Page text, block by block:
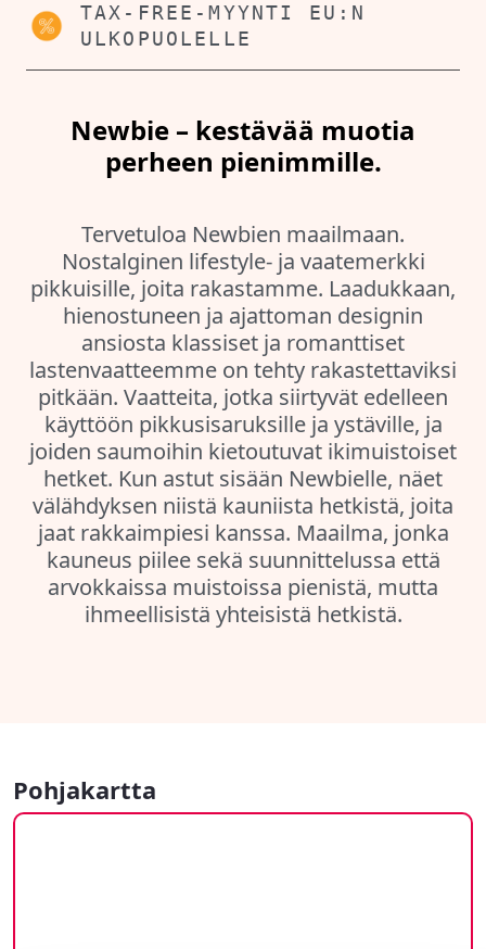
TAX-FREE-MYYNTI EU:N
ULKOPUOLELLE
Newbie – kestävää muotia
perheen pienimmille.
Tervetuloa Newbien maailmaan.
Nostalginen lifestyle- ja vaatemerkki
pikkuisille, joita rakastamme. Laadukkaan,
hienostuneen ja ajattoman designin
ansiosta klassiset ja romanttiset
lastenvaatteemme on tehty rakastettaviksi
pitkään. Vaatteita, jotka siirtyvät edelleen
käyttöön pikkusisaruksille ja ystäville, ja
joiden saumoihin kietoutuvat ikimuistoiset
hetket. Kun astut sisään Newbielle, näet
välähdyksen niistä kauniista hetkistä, joita
jaat rakkaimpiesi kanssa. Maailma, jonka
kauneus piilee sekä suunnittelussa että
arvokkaissa muistoissa pienistä, mutta
ihmeellisistä yhteisistä hetkistä.
Pohjakartta